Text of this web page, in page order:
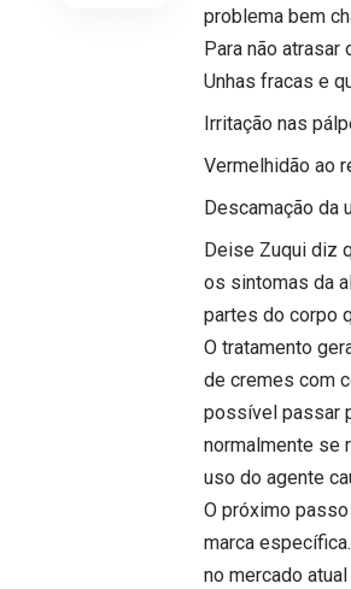
problema bem
Para não
Unhas fracas e
Irritação nas
Vermelhidão ao
Descamação da
Deise Zuqui diz
os sintomas da
partes do corpo
O tratamento
de cremes com
possível passar
normalmente se
uso do agente
O próximo
marca
no mercado